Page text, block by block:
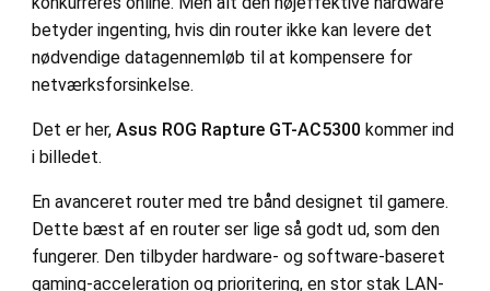
betyder ingenting, hvis din router ikke kan levere det
nødvendige datagennemløb til at kompensere for
netværksforsinkelse.
Det er her,Asus ROG Rapture GT-AC5300 kommer ind
i billedet.
En avanceret router med tre bånd designet til gamere.
Dette bæst af en router ser lige så godt ud, som den
fungerer. Den tilbyder hardware- og software-baseret
gaming-acceleration og prioritering, en stor stak LAN-